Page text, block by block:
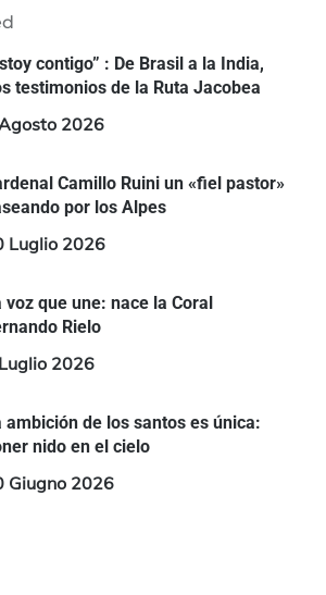
contigo” : De Brasil a la India,
testimonios de la Ruta Jacobea
2026
Camillo Ruini un «fiel pastor»
por los Alpes
Luglio 2026
voz que une: nace la Coral
Rielo
2026
ambición de los santos es única:
nido en el cielo
Giugno 2026